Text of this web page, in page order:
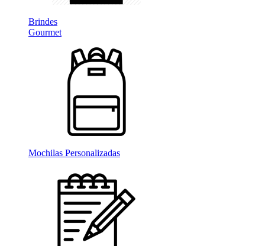
Brindes
Gourmet
Mochilas Personalizadas